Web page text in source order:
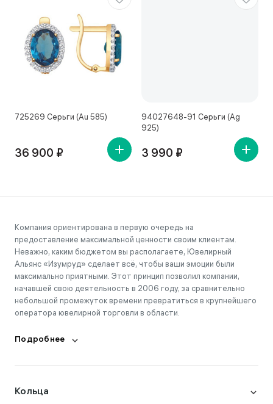
725269 Серьги (Au 585)
36 900 ₽
94027648-91 Серьги (Ag
925)
3 990 ₽
Компания ориентирована в первую очередь на
предоставление максимальной ценности своим клиентам.
Неважно, каким бюджетом вы располагаете, Ювелирный
Альянс «Изумруд» сделает всё, чтобы ваши эмоции были
максимально приятными. Этот принцип позволил компании,
начавшей свою деятельность в 2006 году, за сравнительно
небольшой промежуток времени превратиться в крупнейшего
оператора ювелирной торговли в области.
Подробнее
Кольца